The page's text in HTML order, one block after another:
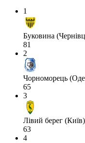
1
Буковина
81
2
Чорноморець
65
3
Лівий берег (Київ)
63
4